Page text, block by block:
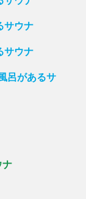
サウナ
サウナ
呂があるサ
ナ